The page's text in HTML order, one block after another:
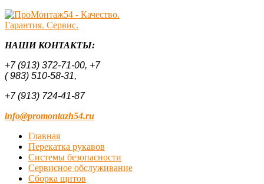
НАШИ КОНТАКТЫ:
+7 (913) 372-71-00, +7
( 983) 510-58-31,
+7 (913) 724-41-87
info@promontazh54.ru
Главная
Перекатка рукавов
Системы безопасности
Сервисное обслуживание
Сборка щитов